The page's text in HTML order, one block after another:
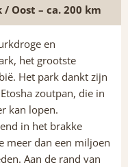
Oost – ca. 200 km
en
het grootste
Het park dankt zijn
zoutpan, die in
kan lopen.
in het brakke
meer dan een miljoen
Aan de rand van